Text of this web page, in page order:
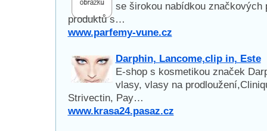
se širokou nabídkou značkových
produktů s…
www.parfemy-vune.cz
Darphin, Lancome,clip in, Este
E-shop s kosmetikou značek
vlasy, vlasy na
Strivectin, Pay…
www.krasa24.pasaz.cz